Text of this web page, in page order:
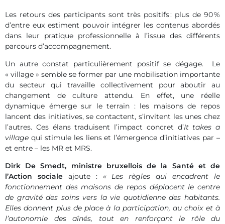
Les retours des participants sont très positifs : plus de 90 %
d’entre eux estiment pouvoir intégrer les contenus abordés
dans leur pratique professionnelle à l’issue des différents
parcours d’accompagnement.
Un autre constat particulièrement positif se dégage. Le
« village » semble se former par une mobilisation importante
du secteur qui travaille collectivement pour aboutir au
changement de culture attendu. En effet, une réelle
dynamique émerge sur le terrain : les maisons de repos
lancent des initiatives, se contactent, s’invitent les unes chez
l’autres. Ces élans traduisent l’impact concret d’It takes a
village qui stimule les liens et l’émergence d’initiatives par –
et entre – les MR et MRS.
Dirk De Smedt, ministre bruxellois de la Santé et de
l’Action socialeajoute : « Les règles qui encadrent le
fonctionnement des maisons de repos déplacent le centre
de gravité des soins vers la vie quotidienne des habitants.
Elles donnent plus de place à la participation, au choix et à
l’autonomie des aînés, tout en renforçant le rôle du